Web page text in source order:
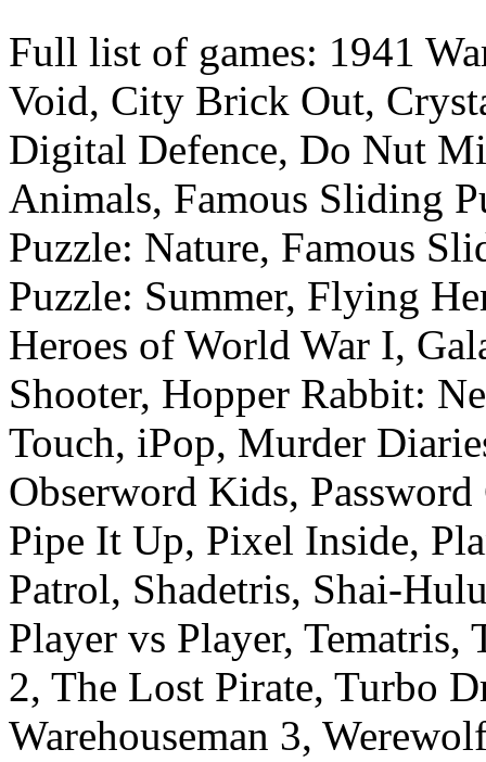
Full list of games: 1941
Void, City Brick Out,
Digital Defence, Do Nut
Animals, Famous Sliding
Puzzle: Nature, Famous
Puzzle: Summer, Flying
Heroes of World War I,
Shooter, Hopper Rabbit:
Touch, iPop, Murder
Obserword Kids,
Pipe It Up, Pixel Inside,
Patrol, Shadetris, Shai-
Player vs Player, Tematris,
2, The Lost Pirate, Turbo
Warehouseman 3,